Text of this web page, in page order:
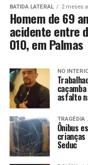
BATIDA LATERAL 2 meses
Homem de 69
acidente entre
010, em Palmas
NO
asfalto
TRAGÉDIA
Ônibus
crianças
Seduc